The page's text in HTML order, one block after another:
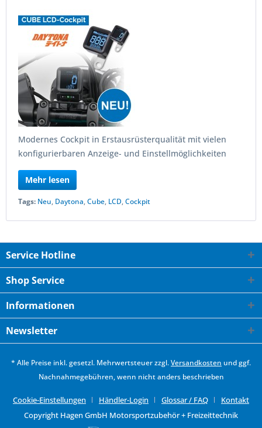
Modernes Cockpit in Erstausrüsterqualität mit vielen
konfigurierbaren Anzeige- und Einstellmöglichkeiten
Mehr lesen
Tags: Neu, Daytona,Cube, LCD,Cockpit
Service Hotline
Shop Service
Informationen
Newsletter
* Alle Preise inkl. gesetzl. Mehrwertsteuer zzgl.Versandkosten und ggf.
Nachnahmegebühren, wenn nicht anders beschrieben
Cookie-Einstellungen Händler-Login Glossar / FAQ
Kontakt
Copyright Hagen GmbH Motorsportzubehör + Freizeittechnik